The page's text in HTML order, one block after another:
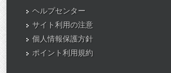
ヘルプセンター
サイト利用の注意
個人情報保護方針
ポイント利用規約